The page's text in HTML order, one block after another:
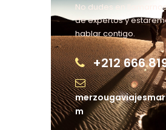
No dudes en
de expertos y
hablar contigo.
+212 666
m